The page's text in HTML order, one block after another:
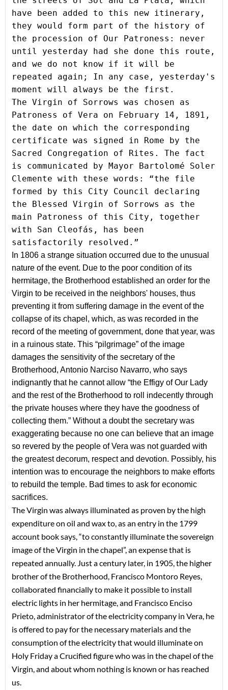
have been added to this new itinerary,
they would form part of the history of
the procession of Our Patroness : never
until yesterday had she done this route,
and we do not know if it will be
repeated again; In any case, yesterday's
moment will always be the first.
The Virgin of Sorrows was chosen as
Patroness of Vera on February 14, 1891,
the date on which the corresponding
certificate was signed in Rome by the
Sacred Congregation of Rites. The fact
is communicated by Mayor Bartolomé Soler
Clemente with these words: “the file
formed by this City Council declaring
the Blessed Virgin of Sorrows as the
main Patroness of this City, together
with San Cleofás, has been
satisfactorily resolved.”
In 1806 a strange situation occurred due to the unusual
nature of the event. Due to the poor condition of its
hermitage, the Brotherhood established an order for the
Virgin to be received in the neighbors' houses, thus
preventing it from suffering damage in the event of the
collapse of its chapel, which, as was recorded in the
record of the meeting of government, done that year, was
in a ruinous state. This “pilgrimage” of the image
damages the sensitivity of the secretary of the
Brotherhood, Antonio Narciso Navarro, who says
indignantly that he cannot allow “the Effigy of Our Lady
and the rest of the Brotherhood to roll indecently through
the private houses where they have the goodness of
collecting them.” Without a doubt the secretary was
exaggerating because no one can believe that an image
so revered by the people of Vera was not guarded with
the greatest decorum, respect and devotion. Possibly, his
intention was to encourage the neighbors to make efforts
to rebuild the temple. Bad times to ask for economic
sacrifices.
The Virgin was always illuminated as proven by the high
expenditure on oil and wax to, as an entry in the 1799
account book says, “to constantly illuminate the sovereign
image of the Virgin in the chapel”, an expense that is
repeated annually. Just a century later, in 1905, the higher
brother of the Brotherhood, Francisco Montoro Reyes,
collaborated financially to make it possible to install
electric lights in her hermitage, and Francisco Enciso
Prieto, administrator of the electricity company in Vera, he
is offered to pay for the necessary materials and the
Holy Friday a Crucified figure who was in the chapel of the
Virgin, and about whom nothing is known or has reached
us.